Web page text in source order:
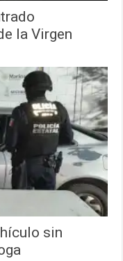
la Virgen
sin